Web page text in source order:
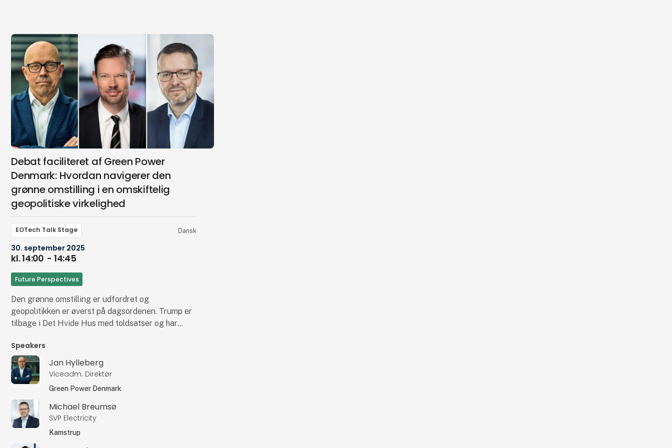
industries. Bo Lybæk, CEO of GPV, contributes
hands-on experience from electronics
manufacturing and how the EMS industry
supports the development of next-generation
electronics. With Clement Kjersgaard as
moderator, this will be a sharp and thought-
provoking debate on how technology not only
shapes the future – but also becomes the key to
solving today’s most pressing challenges.
Debat faciliteret af Green Power
Denmark: Hvordan navigerer den
grønne omstilling i en omskiftelig
geopolitiske virkelighed
EOTech Talk Stage Dansk
30. september 2025
kl. 14:00 - 14:45
Future Perspectives
Den grønne omstilling er udfordret og
geopolitikken er øverst på dagsordenen. Trump er
tilbage i Det Hvide Hus med toldsatser og har
THE CENTURY”. Kina har kontrol med de sjældne
råstoffer, som driver den grønne omstilling, og
EU’s konkurrenceevne vakler i takt med at behovet
for fokus på både fysisk og digital sikkerhed og
efterlader det Danmark som et lille land med
globale virksomheder, der lever af at eksportere
grønne teknologier? Hvordan sikrer vi, at den
grønne omstilling ikke mister momentum – og at
Speakers
Jan Hylleberg
Viceadm. Direktør
Green Power Denmark
Michael Breumsø
SVP Electricity
Kamstrup